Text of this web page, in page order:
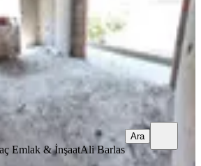
Barlas
Emlak & İnşaatAli Barlas
Ara